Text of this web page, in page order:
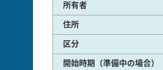
所有者
住所
区分
開始時期（準備中の場合）